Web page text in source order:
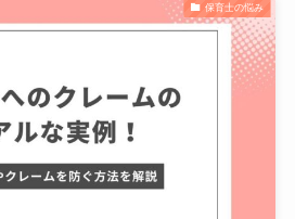
保育士の悩み